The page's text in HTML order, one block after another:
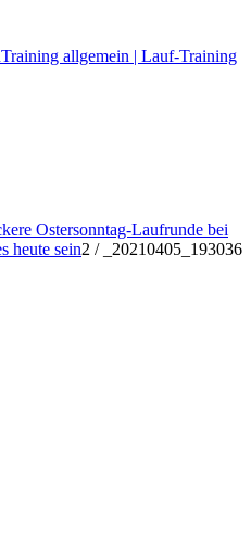
Training allgemein | Lauf-Training
Ostersonntag-Laufrunde bei
heute sein2 / _20210405_193036